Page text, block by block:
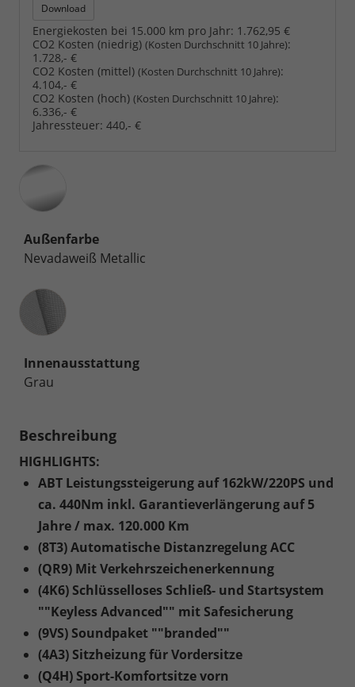
Download
Energiekosten bei 15.000 km pro Jahr: 1.762,95 €
CO2 Kosten (niedrig) (Kosten Durchschnitt 10 Jahre):
1.728,- €
CO2 Kosten (mittel) (Kosten Durchschnitt 10 Jahre):
4.104,- €
CO2 Kosten (hoch) (Kosten Durchschnitt 10 Jahre):
6.336,- €
Jahressteuer: 440,- €
Außenfarbe
Nevadaweiß Metallic
Innenausstattung
Innenausstattung
Grau
Beschreibung
HIGHLIGHTS:
ABT Leistungssteigerung auf 162kW/220PS und
ca. 440Nm inkl. Garantieverlängerung auf 5
Jahre / max. 120.000 Km
(8T3) Automatische Distanzregelung ACC
(QR9) Mit Verkehrszeichenerkennung
(4K6) Schlüsselloses Schließ- und Startsystem
""Keyless Advanced"" mit Safesicherung
(9VS) Soundpaket ""branded""
(4A3) Sitzheizung für Vordersitze
(Q4H) Sport-Komfortsitze vorn